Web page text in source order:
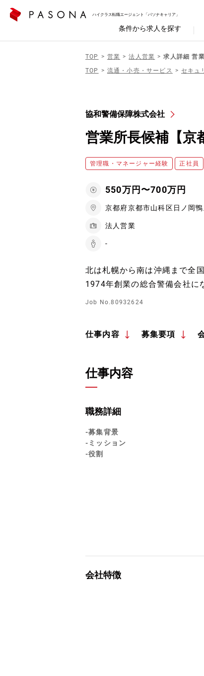
ハイクラス転職エージェント「パソナキャリア」
条件から求人を探す
TOP 営業 法人営業
求人詳細 営
TOP
流通・小売・サービス セキュ
協和警備保障株式会社
営業所長候補【京
管理職・マネージャー経験 正社員
550万円〜700万円
京都府京都市山科区日ノ岡
法人営業
-
北は札幌から南は沖縄まで全
1974年創業の総合警備会社に
Job No.80932624
仕事内容 募集要項
仕事内容
職務詳細
-募集背景
-ミッション
-役割
会社特徴